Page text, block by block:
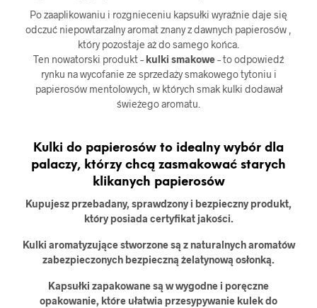
Po zaaplikowaniu i rozgnieceniu kapsułki wyraźnie daje się
odczuć niepowtarzalny aromat znany z dawnych papierosów ,
który pozostaje aż do samego końca.
Ten nowatorski produkt – kulki smakowe– to odpowiedź
rynku na wycofanie ze sprzedaży smakowego tytoniu i
papierosów mentolowych, w których smak kulki dodawał
świeżego aromatu.
Kulki do papierosów to idealny wybór dla
palaczy, którzy chcą zasmakować starych
klikanych papierosów
Kupujesz przebadany, sprawdzony i bezpieczny produkt,
który posiada certyfikat jakości.
Kulki aromatyzujące stworzone są z naturalnych aromatów
zabezpieczonych bezpieczną żelatynową osłonką.
Kapsułki zapakowane są w wygodne i poręczne
opakowanie, które ułatwia przesypywanie kulek do